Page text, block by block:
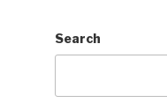
Search